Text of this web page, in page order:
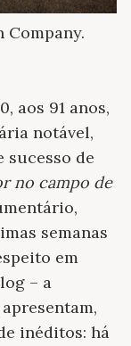
Company.
aos 91 anos,
notável,
sucesso de
no campo de
semanas
em
– a
apresentam,
inéditos: há